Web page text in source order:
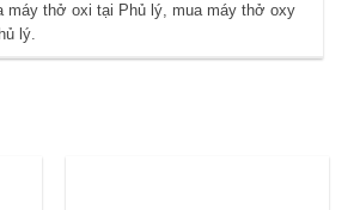
máy thở oxi tại Phủ lý, mua máy thở oxy
lý.